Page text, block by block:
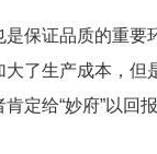
证品质的重要
了生产成本，
定给“妙府”以回